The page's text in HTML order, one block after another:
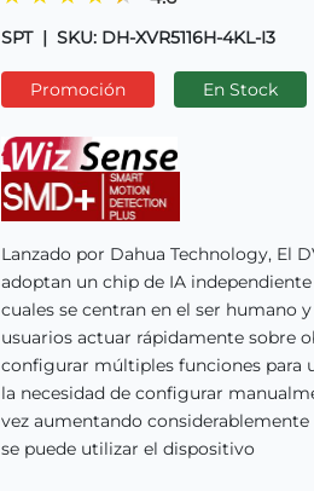
SPT | SKU: DH-XVR5116H-4KL-I3
Promoción En Stock
Lanzado por Dahua Technology, El
adoptan un chip de IA
cuales se centran en el ser humano
usuarios actuar rápidamente sobre
configurar múltiples funciones para
la necesidad de configurar
vez aumentando
se puede utilizar el dispositivo